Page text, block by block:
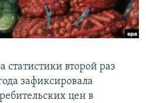
статистики второй раз
зафиксировала
цен в